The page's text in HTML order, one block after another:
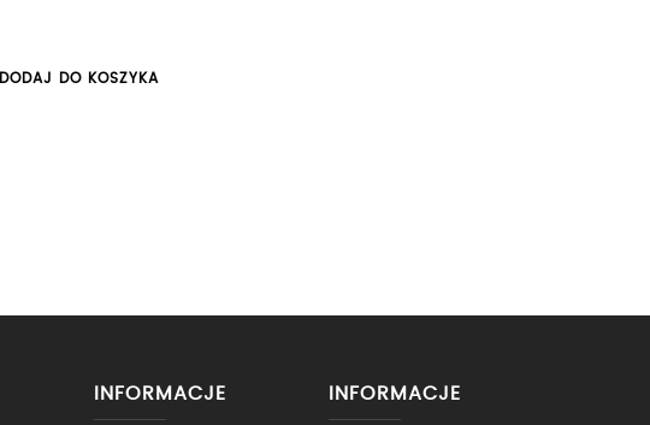
DODAJ DO KOSZYKA
INFORMACJE INFORMACJE